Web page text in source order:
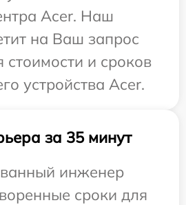
Acer. Наш
на Ваш запрос
стоимости и сроков
устройства Acer.
за 35 минут
инженер
сроки для